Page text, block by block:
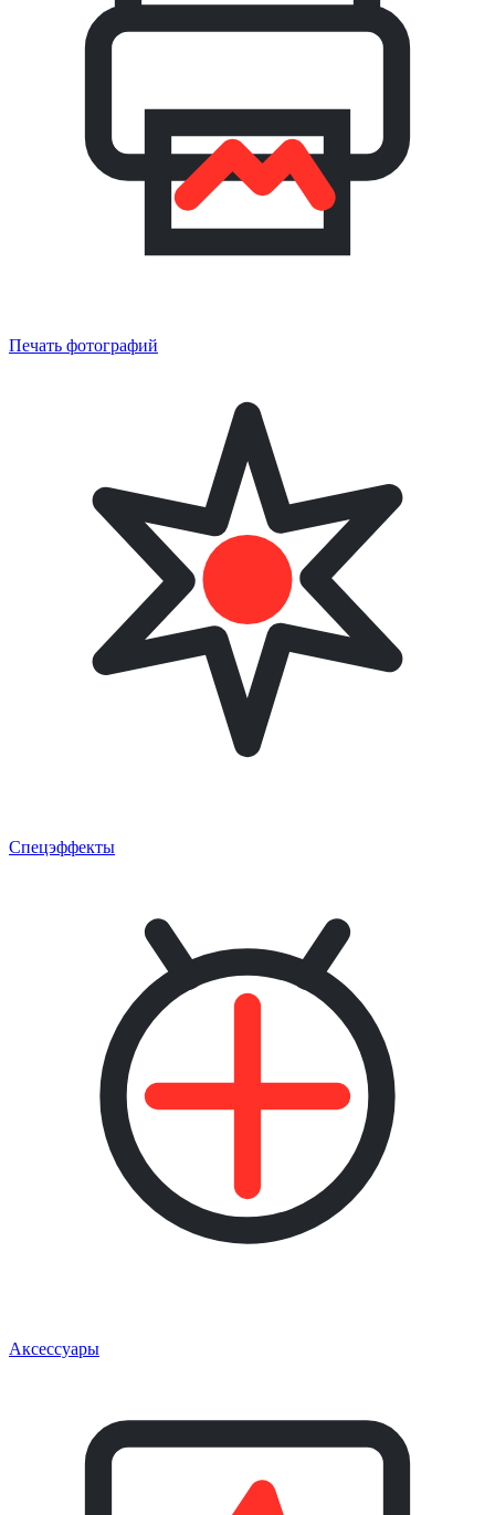
Печать фотографий
Спецэффекты
Аксессуары